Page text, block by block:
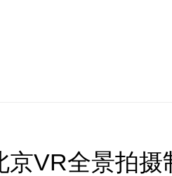
京VR全景拍摄